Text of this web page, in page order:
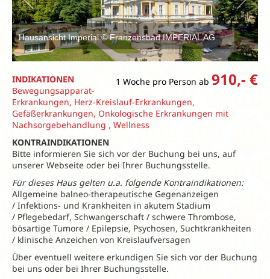
Hausansicht Imperial © Franzensbad IMPERIAL AG
1 Woche pro Person ab 910,- €
INDIKATIONEN
Bewegungsapparat-
Erkrankungen, Herz-Kreislauf-Erkrankungen,
Gefäßerkrankungen, Onkologische Erkrankungen mit
Nachsorgebehandlung , Wellness
KONTRAINDIKATIONEN
Bitte informieren Sie sich vor der Buchung bei uns, auf
unserer Webseite oder bei Ihrer Buchungsstelle.
Für dieses Haus gelten u.a. folgende Kontraindikationen:
Allgemeine balneo-therapeutische Gegenanzeigen
/ Infektions- und Krankheiten in akutem Stadium
/ Pflegebedarf, Schwangerschaft / schwere Thrombose,
bösartige Tumore / Epilepsie, Psychosen, Suchtkrankheiten
/ klinische Anzeichen von Kreislaufversagen
Über eventuell weitere erkundigen Sie sich vor der Buchung
bei uns oder bei Ihrer Buchungsstelle.